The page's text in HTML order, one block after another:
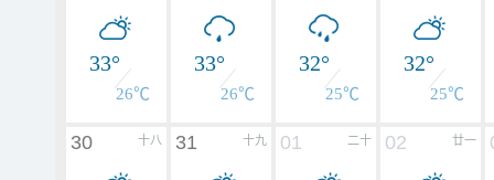
33°
26℃
33°
26℃
32°
25℃
32°
25℃
十八
30 十九
31 二十
01 廿一
02